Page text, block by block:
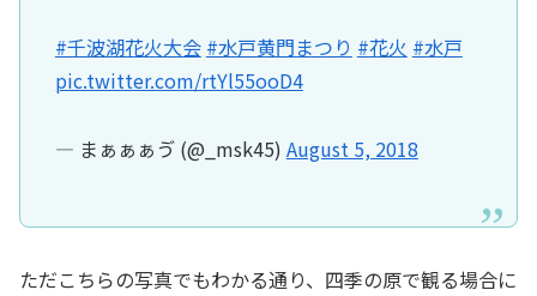
#千波湖花火大会 #水戸黄門まつり #花火 #水戸
pic.twitter.com/rtYl55ooD4
— まぁぁぁゔ (@_msk45) August 5, 2018
ただこちらの写真でもわかる通り、四季の原で観る場合に